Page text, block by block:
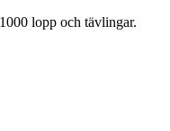
lopp och tävlingar.